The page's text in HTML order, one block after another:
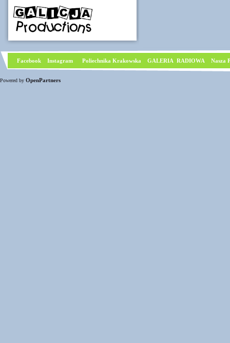
Facebook Instagram Poliechnika Krakowska GALERIA RADIOWA Nasza
Powered by OpenPartners